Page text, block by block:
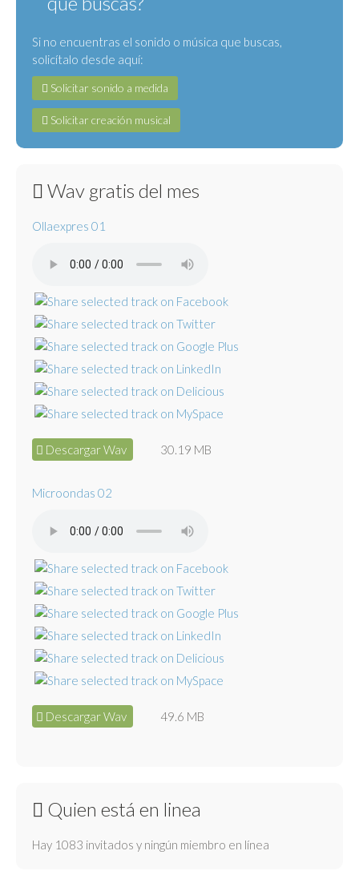
Si no encuentras el sonido o música que buscas,
solicítalo desde aquí:
Solicitar sonido a medida
Solicitar creación musical
Wav gratis del mes
Ollaexpres 01
Descargar Wav 30.19 MB
Microondas 02
Descargar Wav 49.6 MB
Quien está en linea
Hay 1083 invitados y ningún miembro en línea